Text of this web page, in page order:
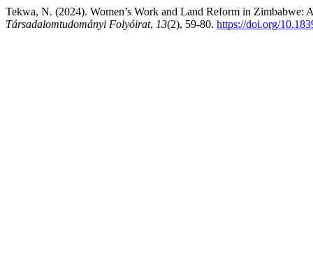
Tekwa, N. (2024). Women’s Work and Land Reform in
Társadalomtudományi Folyóirat, 13(2), 59-80. https://doi.org/